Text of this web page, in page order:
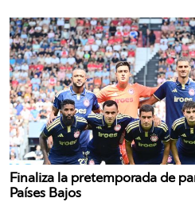
Finaliza la pretemporada de
Países Bajos